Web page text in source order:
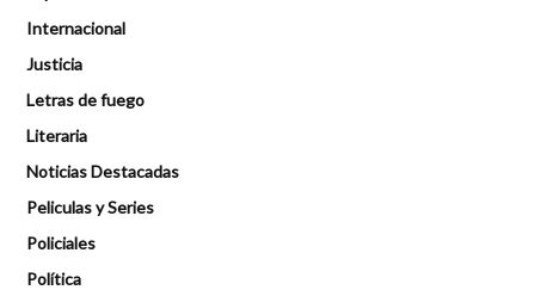
Internacional
Justicia
Letras de fuego
Literaria
Noticias Destacadas
Peliculas y Series
Policiales
Política